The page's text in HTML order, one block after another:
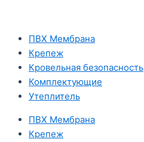
ПВХ Мембранa
Крепеж
Кровельная безопасность
Комплектующие
Утеплитель
ПВХ Мембранa
Крепеж